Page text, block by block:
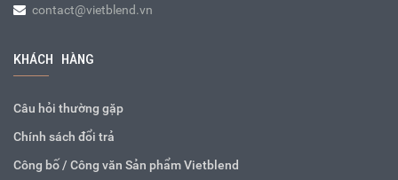
contact@vietblend.vn
KHÁCH HÀNG
Câu hỏi thường gặp
Chính sách đổi trả
Công bố / Công văn Sản phẩm Vietblend